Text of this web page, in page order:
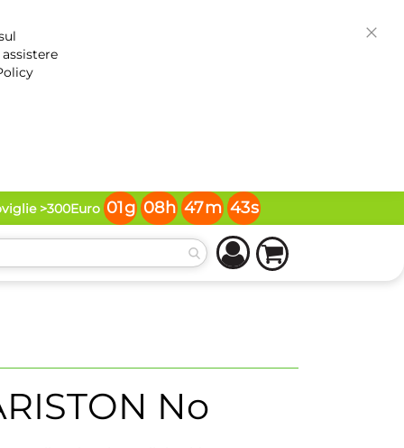
>300Euro 01g 08h 47m 42s
No